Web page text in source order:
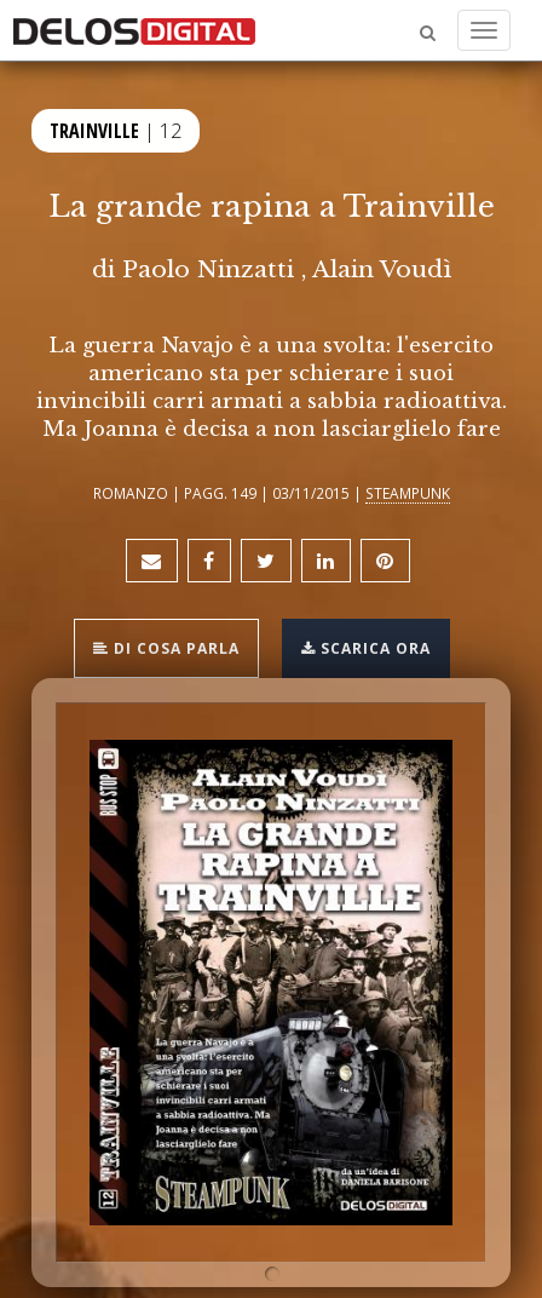
Menu
TRAINVILLE | 12
La grande rapina a Trainville
di Paolo Ninzatti,Alain Voudì
La guerra Navajo è a una svolta: l'esercito
americano sta per schierare i suoi
invincibili carri armati a sabbia radioattiva.
Ma Joanna è decisa a non lasciarglielo fare
ROMANZO | PAGG. 149 | 03/11/2015 | STEAMPUNK
DI COSA PARLA SCARICA ORA